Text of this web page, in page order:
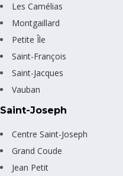
Les Camélias
Montgaillard
Petite Île
Saint-François
Saint-Jacques
Vauban
Saint-Joseph
Centre Saint-Joseph
Grand Coude
Jean Petit